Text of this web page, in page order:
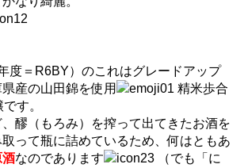
度＝R6BY）のこれはグレードアップ
産の山田錦を使用
精米歩合
す。
醪（もろみ）を搾って出てきたお酒を
って瓶に詰めているため、何はともあ
酒なのであります
（でも「に